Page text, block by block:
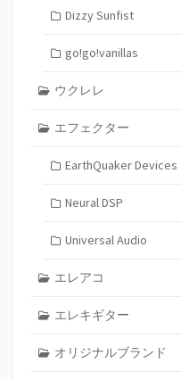
Dizzy Sunfist
go!go!vanillas
ウクレレ
エフェクター
EarthQuaker Devices
Neural DSP
Universal Audio
エレアコ
エレキギター
オリジナルブランド